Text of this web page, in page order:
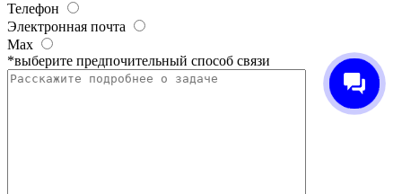
Телефон
Электронная почта
Max
*выберите предпочительный способ связи